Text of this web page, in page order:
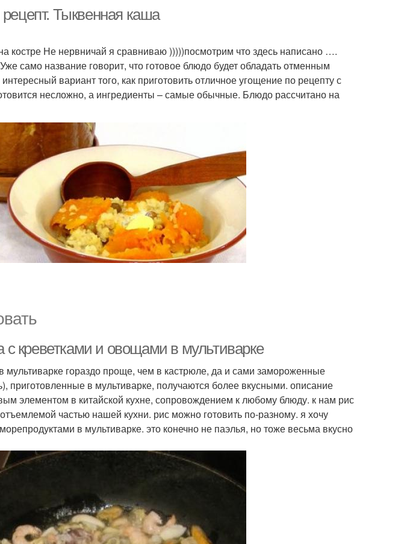
Тыквенная каша
костре Не нервничай я сравниваю )))))посмотрим что здесь написано ….
само название говорит, что готовое блюдо будет обладать отменным
вариант того, как приготовить отличное угощение по рецепту с
несложно, а ингредиенты – самые обычные. Блюдо рассчитано на
с креветками и овощами в мультиварке
мультиварке гораздо проще, чем в кастрюле, да и сами замороженные
приготовленные в мультиварке, получаются более вкусными. описание
элементом в китайской кухне, сопровождением к любому блюду. к нам рис
частью нашей кухни. рис можно готовить по-разному. я хочу
в мультиварке. это конечно не паэлья, но тоже весьма вкусно